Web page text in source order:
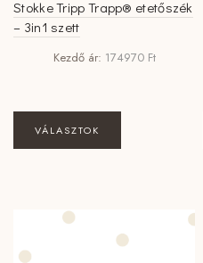
Stokke Tripp Trapp® etetőszék
– 3in1 szett
Kezdő ár: 174970 Ft
VÁLASZTOK